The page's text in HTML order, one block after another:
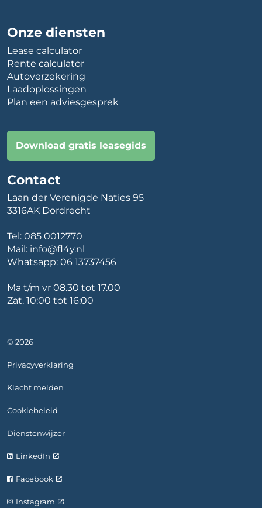
Onze diensten
Lease calculator
Rente calculator
Autoverzekering
Laadoplossingen
Plan een adviesgesprek
Download gratis leasegids
Contact
Laan der Verenigde Naties 95
3316AK Dordrecht
Tel: 085 0012770
Mail: info@fl4y.nl
Whatsapp: 06 13737456
Ma t/m vr 08.30 tot 17.00
Zat. 10:00 tot 16:00
© 2026
Privacyverklaring
Klacht melden
Cookiebeleid
Dienstenwijzer
LinkedIn
Facebook
Instagram